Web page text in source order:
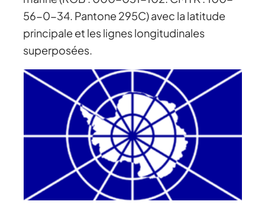
56-0-34. Pantone 295C) avec la latitude
principale et les lignes longitudinales
superposées.